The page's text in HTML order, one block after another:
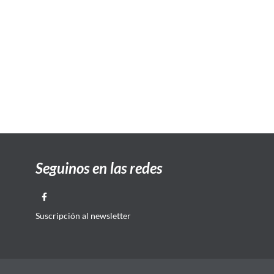
Seguinos en las redes
Suscripción al newsletter